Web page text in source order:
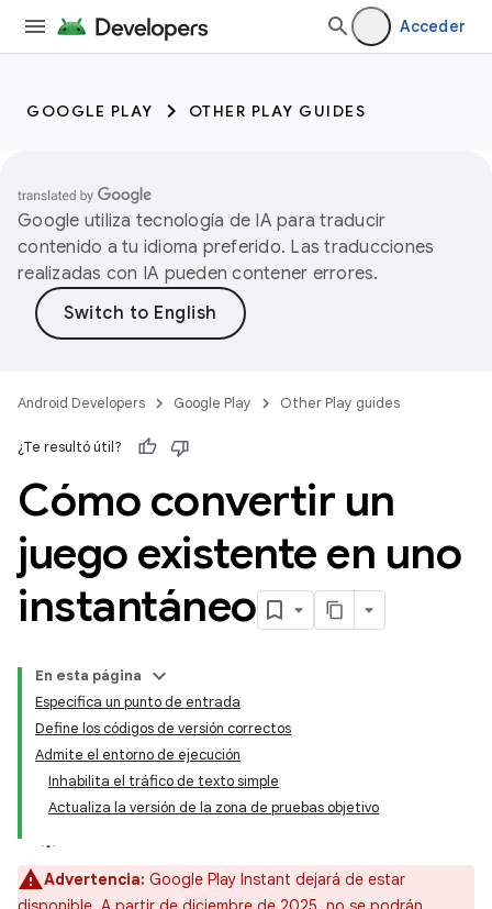
Acceder
GOOGLE PLAY OTHER PLAY GUIDES
Google utiliza tecnología de IA para traducir
contenido a tu idioma preferido. Las traducciones
realizadas con IA pueden contener errores.
Android Developers Google Play Other Play guides
¿Te resultó útil?
Cómo convertir un
juego existente en uno
instantáneo
En esta página
Especifica un punto de entrada
Define los códigos de versión correctos
Admite el entorno de ejecución
Inhabilita el tráfico de texto simple
Actualiza la versión de la zona de pruebas objetivo
Advertencia: Google Play Instant dejará de estar